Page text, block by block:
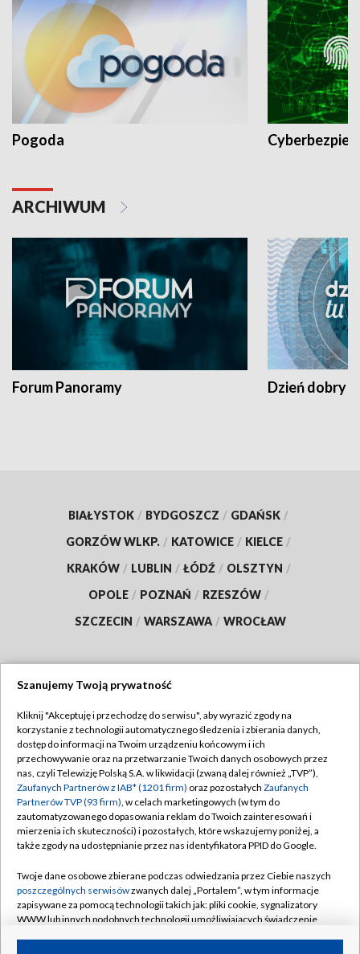
Pogoda
ARCHIWUM
Forum Panoramy Dzień dobry
BIAŁYSTOK / BYDGOSZCZ / GDAŃSK /
GORZÓW WLKP. / KATOWICE / KIELCE /
KRAKÓW / LUBLIN / ŁÓDŹ / OLSZTYN /
OPOLE / POZNAŃ / RZESZÓW /
SZCZECIN / WARSZAWA / WROCŁAW
TVP
Abonament TVP
Emisja w TVP
Centrum informacji TVP
Naziemna Telewizja Cyfrowa
Rada Programowa
System NOS
Informacje o nadawcy
Regulamin TVP
Polityka prywatności
Moje zgody
Pomoc
Kontakt
Kanały
Szanujemy Twoją prywatność
Kliknij "Akceptuję i przechodzę do serwisu", aby wyrazić zgody na
korzystanie z technologii automatycznego śledzenia i zbierania danych,
dostęp do informacji na Twoim urządzeniu końcowym i ich
przechowywanie oraz na przetwarzanie Twoich danych osobowych przez
nas, czyli Telewizję Polską S.A. w likwidacji (zwaną dalej również „TVP”),
Zaufanych Partnerów z IAB* (1201 firm) oraz pozostałych Zaufanych
Partnerów TVP (93 firm), w celach marketingowych (w tym do
zautomatyzowanego dopasowania reklam do Twoich zainteresowań i
mierzenia ich skuteczności) i pozostałych, które wskazujemy poniżej, a
także zgody na udostępnianie przez nas identyfikatora PPID do Google.
Twoje dane osobowe zbierane podczas odwiedzania przez Ciebie naszych
poszczególnych serwisówzwanych dalej „Portalem”, w tym informacje
zapisywane za pomocą technologii takich jak: pliki cookie, sygnalizatory
WWW lub innych podobnych technologii umożliwiających świadczenie